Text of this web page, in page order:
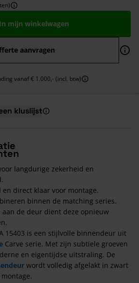
In mijn winkelwagen
aanvragen
vanaf € 1.000,- (incl. btw)
kluslijst
langdurige zekerheid en
en direct klaar voor montage.
binnen de matching series.
aan de deur dient deze opnieuw
15403 is een stijlvolle binnendeur uit
Carve serie. Met zijn subtiele groeven
en eigentijdse uitstraling. De
wordt volledig afgelakt in zwart